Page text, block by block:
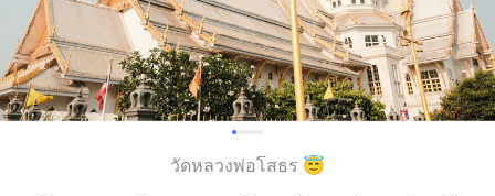
วัดหลวงพ่อโสธร 😇